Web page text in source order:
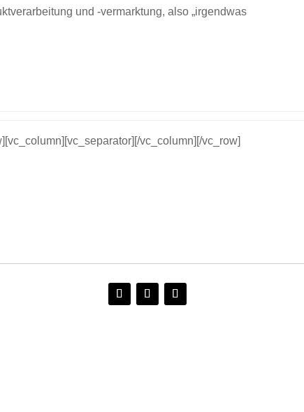
und -vermarktung, also „irgendwas
vc_column][/vc_row]